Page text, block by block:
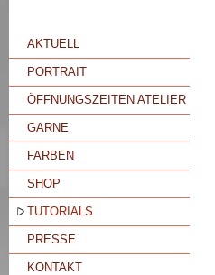
AKTUELL
PORTRAIT
ÖFFNUNGSZEITEN ATELIER
GARNE
FARBEN
SHOP
TUTORIALS
PRESSE
KONTAKT